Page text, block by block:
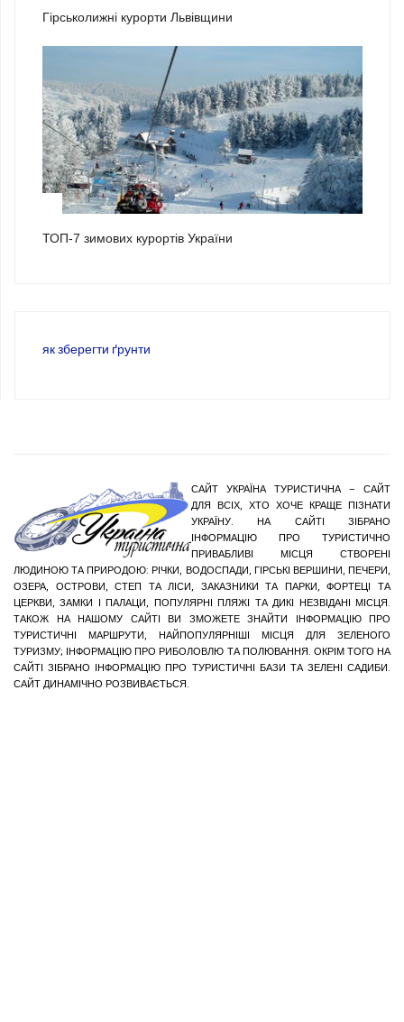
Гірськолижні курорти Львівщини
ТОП-7 зимових курортів України
як зберегти ґрунти
САЙТ УКРАЇНА ТУРИСТИЧНА – САЙТ
ДЛЯ ВСІХ, ХТО ХОЧЕ КРАЩЕ ПІЗНАТИ
УКРАЇНУ. НА САЙТІ ЗІБРАНО
ІНФОРМАЦІЮ ПРО ТУРИСТИЧНО
ПРИВАБЛИВІ МІСЦЯ СТВОРЕНІ
ЛЮДИНОЮ ТА ПРИРОДОЮ: РІЧКИ, ВОДОСПАДИ, ГІРСЬКІ ВЕРШИНИ, ПЕЧЕРИ,
ОЗЕРА, ОСТРОВИ, СТЕП ТА ЛІСИ, ЗАКАЗНИКИ ТА ПАРКИ, ФОРТЕЦІ ТА
ЦЕРКВИ, ЗАМКИ І ПАЛАЦИ, ПОПУЛЯРНІ ПЛЯЖІ ТА ДИКІ НЕЗВІДАНІ МІСЦЯ.
ТАКОЖ НА НАШОМУ САЙТІ ВИ ЗМОЖЕТЕ ЗНАЙТИ ІНФОРМАЦІЮ ПРО
ТУРИСТИЧНІ МАРШРУТИ, НАЙПОПУЛЯРНІШІ МІСЦЯ ДЛЯ ЗЕЛЕНОГО
ТУРИЗМУ; ІНФОРМАЦІЮ ПРО РИБОЛОВЛЮ ТА ПОЛЮВАННЯ. ОКРІМ ТОГО НА
САЙТІ ЗІБРАНО ІНФОРМАЦІЮ ПРО ТУРИСТИЧНІ БАЗИ ТА ЗЕЛЕНІ САДИБИ.
САЙТ ДИНАМІЧНО РОЗВИВАЄТЬСЯ.